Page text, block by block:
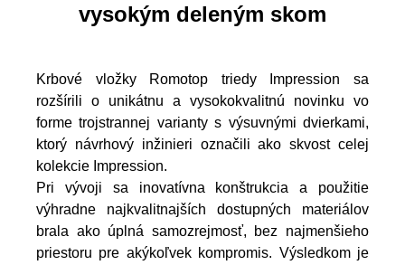
vysokým deleným skom
Krbové vložky Romotop triedy Impression sa
rozšírili o unikátnu a vysokokvalitnú novinku vo
forme trojstrannej varianty s výsuvnými dvierkami,
ktorý návrhový inžinieri označili ako skvost celej
kolekcie Impression.
Pri vývoji sa inovatívna konštrukcia a použitie
výhradne najkvalitnajších dostupných materiálov
brala ako úplná samozrejmosť, bez najmenšieho
priestoru pre akýkoľvek kompromis. Výsledkom je